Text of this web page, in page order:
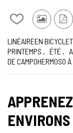
Ajouter/retirer
contenu
de
cahiers
Photos
touristes
Trajet
LINÉAIRE
Façon EN
Longueur
Dénivellation
montée
Recommandée
PRINTEMPS ÉTÉ
Difficulté
de
la
route
Itinéraire
DE CAMPOHERMOSO
ENVIRONS